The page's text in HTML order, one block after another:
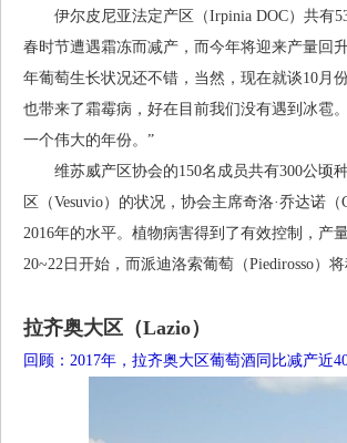
伊尔皮尼亚法定产区（Irpinia DOC）共有
春时节遭遇霜冻而减产，而今年将迎来产量回
年葡萄生长状况还不错，当然，现在就谈10月
也带来了霜霉病，好在目前我们没有遇到冰雹
一个伟大的年份。”
维苏威产区协会的150名成员共有300公顷
区（Vesuvio）的状况，协会主席奇洛·乔达诺
2016年的水平。植物病害得到了有效控制，产
20~22日开始，而派迪洛索葡萄（Piedirosso）将
拉齐奥大区（Lazio）
回顾：2017年，拉齐奥大区葡萄酒同比减产近